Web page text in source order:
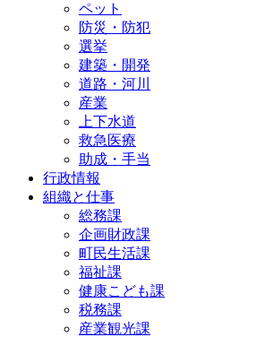
ペット
防災・防犯
選挙
建築・開発
道路・河川
産業
上下水道
救急医療
助成・手当
行政情報
組織と仕事
総務課
企画財政課
町民生活課
福祉課
健康こども課
税務課
産業観光課